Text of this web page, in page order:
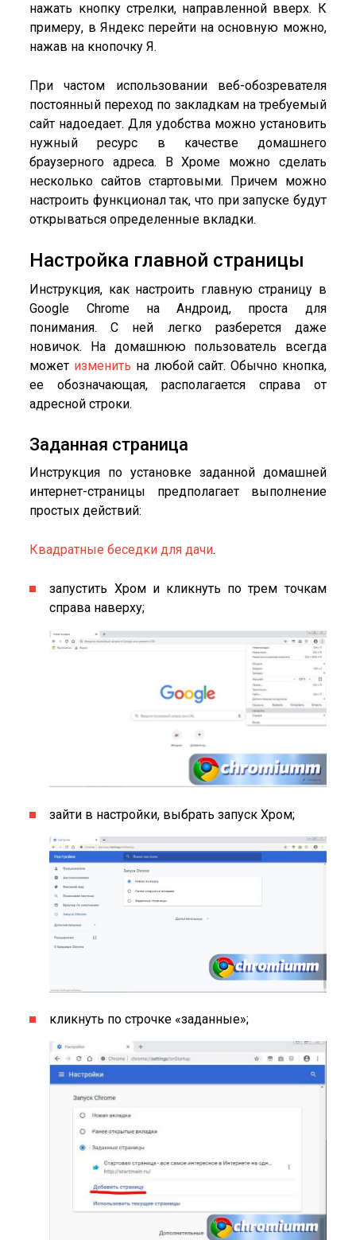
нажать кнопку стрелки, направленной вверх. К
примеру, в Яндекс перейти на основную можно,
нажав на кнопочку Я.
При частом использовании веб-обозревателя
постоянный переход по закладкам на требуемый
сайт надоедает. Для удобства можно установить
нужный ресурс в качестве домашнего
браузерного адреса. В Хроме можно сделать
несколько сайтов стартовыми. Причем можно
настроить функционал так, что при запуске будут
открываться определенные вкладки.
Настройка главной страницы
Инструкция, как настроить главную страницу в
Google Chrome на Андроид, проста для
понимания. С ней легко разберется даже
новичок. На домашнюю пользователь всегда
может изменить на любой сайт. Обычно кнопка,
ее обозначающая, располагается справа от
адресной строки.
Заданная страница
Инструкция по установке заданной домашней
интернет-страницы предполагает выполнение
простых действий:
Квадратные беседки для дачи.
запустить Хром и кликнуть по трем точкам
справа наверху;
зайти в настройки, выбрать запуск Хром;
кликнуть по строчке «заданные»;